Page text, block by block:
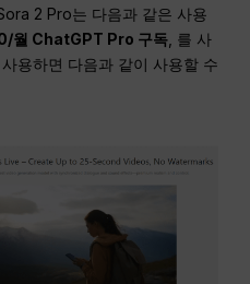
2 Pro는 다음과 같은 사용
월 ChatGPT Pro 구독, 를 사
용하면 다음과 같이 사용할 수